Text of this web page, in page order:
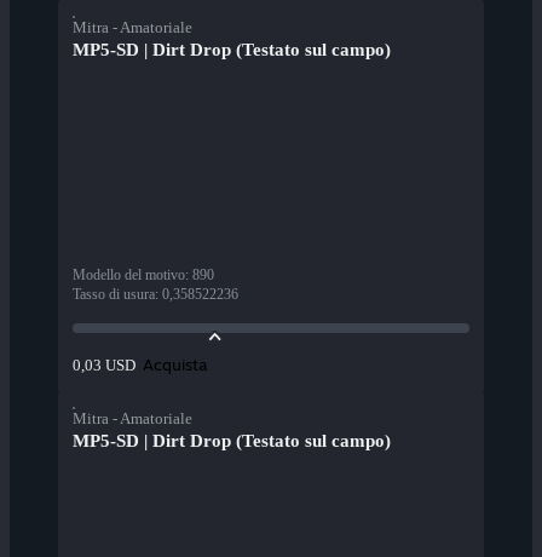
Mitra - Amatoriale
MP5-SD | Dirt Drop (Testato sul campo)
Modello del motivo: 890
Tasso di usura: 0,358522236
0,03 USD Acquista
Mitra - Amatoriale
MP5-SD | Dirt Drop (Testato sul campo)